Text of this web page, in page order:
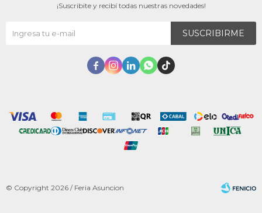
¡Suscribite y recibí todas nuestras novedades!
SUSCRIBIRME
    
© Copyright 2026 / Feria Asuncion